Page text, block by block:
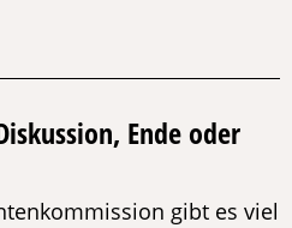
Ende oder
gibt es viel